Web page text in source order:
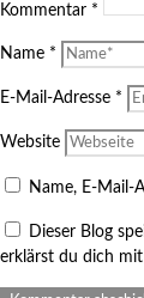
Kommentar *
Name *
E-Mail-Adresse *
Website
Name, E-Mail-
Dieser Blog
erklärst du dich